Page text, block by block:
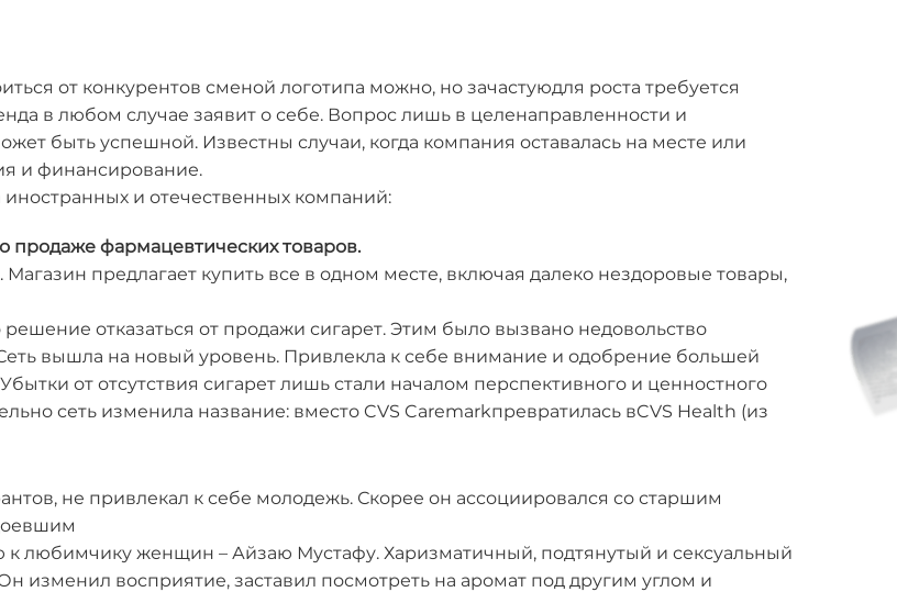
от конкурентов сменой логотипа можно, но зачастуюдля роста требуется
в любом случае заявит о себе. Вопрос лишь в целенаправленности и
быть успешной. Известны случаи, когда компания оставалась на месте или
и финансирование.
и отечественных компаний:
продаже фармацевтических товаров.
Магазин предлагает купить все в одном месте, включая далеко нездоровые товары,
решение отказаться от продажи сигарет. Этим было вызвано недовольство
вышла на новый уровень. Привлекла к себе внимание и одобрение большей
от отсутствия сигарет лишь стали началом перспективного и ценностного
сеть изменила название: вместо CVS Caremarkпревратилась вCVS Health (из
не привлекал к себе молодежь. Скорее он ассоциировался со старшим
любимчику женщин – Айзаю Мустафу. Харизматичный, подтянутый и сексуальный
изменил восприятие, заставил посмотреть на аромат под другим углом и